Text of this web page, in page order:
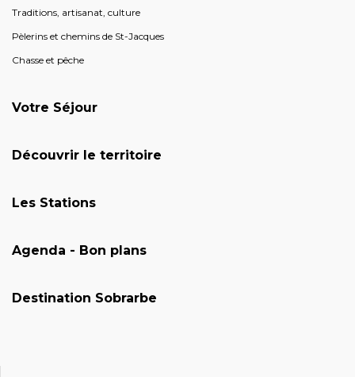
Traditions, artisanat, culture
Pèlerins et chemins de St-Jacques
Chasse et pêche
Votre Séjour
Découvrir le territoire
Les Stations
Agenda - Bon plans
Destination Sobrarbe